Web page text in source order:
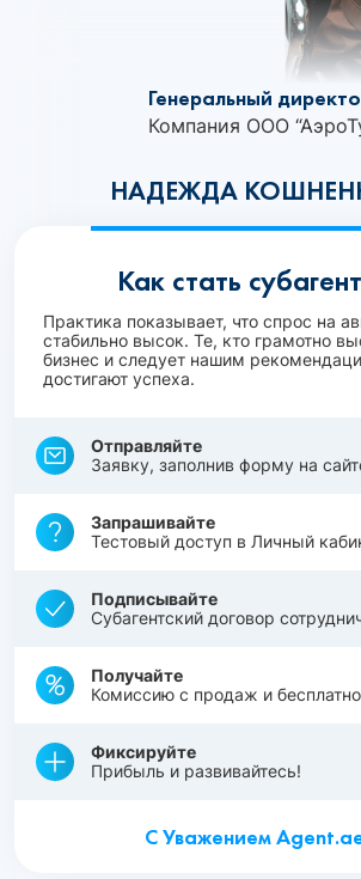
НАДЕЖДА
Генеральный
Компания ООО
Как стать
Практика показывает, что спрос на
стабильно высок. Те, кто грамотно
бизнес и следует нашим
достигают успеха.
Отправляйте
Заявку, заполнив форму на
Запрашивайте
Тестовый доступ в Личный
Подписывайте
Субагентский договор
Получайте
Комиссию с продаж и
Фиксируйте
Прибыль и развивайтесь!
С Уважением